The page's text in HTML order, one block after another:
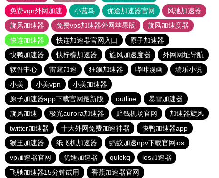
免费vqn外网加速
小蓝鸟 优途加速器官网
风驰加速器
旋风加速器
免费vps加速器外网苹果版
旋风加速度器
快连加速器
快连加速器官网入口
原子加速器
快鸭加速器
快柠檬加速器 旋风加速度器
外网网址导航
软件中心
雷霆加速 狂飙加速器 哔咔漫画
瑞乐小说
小美
小美vpn
小美加速器
原子加速器app下载官网最新版
outline
暴雪加速器
旋风加速
极光aurora加速器 赔钱机场官网
加速器旋风
twitter加速器
十大外网免费加速神器
快鸭加速器app
猴王加速器
纸飞机加速器
蚂蚁加速npv下载官网ios
vp加速器官网
优途加速器 quickq
ios加速器
飞驰加速器15分钟试用
香蕉加速器官网